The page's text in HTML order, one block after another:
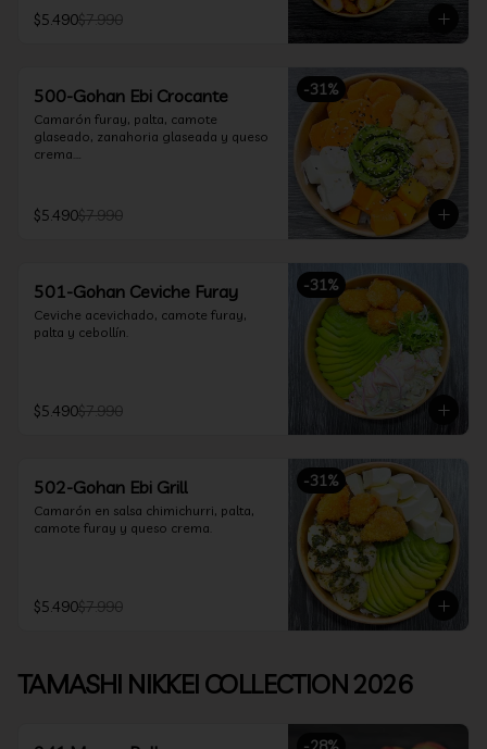
$5.490$7.990
-31%
500-Gohan Ebi Crocante
Camarón furay, palta, camote
glaseado, zanahoria glaseada y queso
crema.
$5.490$7.990
-31%
501-Gohan Ceviche Furay
Ceviche acevichado, camote furay,
palta y cebollín.
$5.490$7.990
-31%
502-Gohan Ebi Grill
Camarón en salsa chimichurri, palta,
camote furay y queso crema.
$5.490$7.990
TAMASHI NIKKEI COLLECTION 2026